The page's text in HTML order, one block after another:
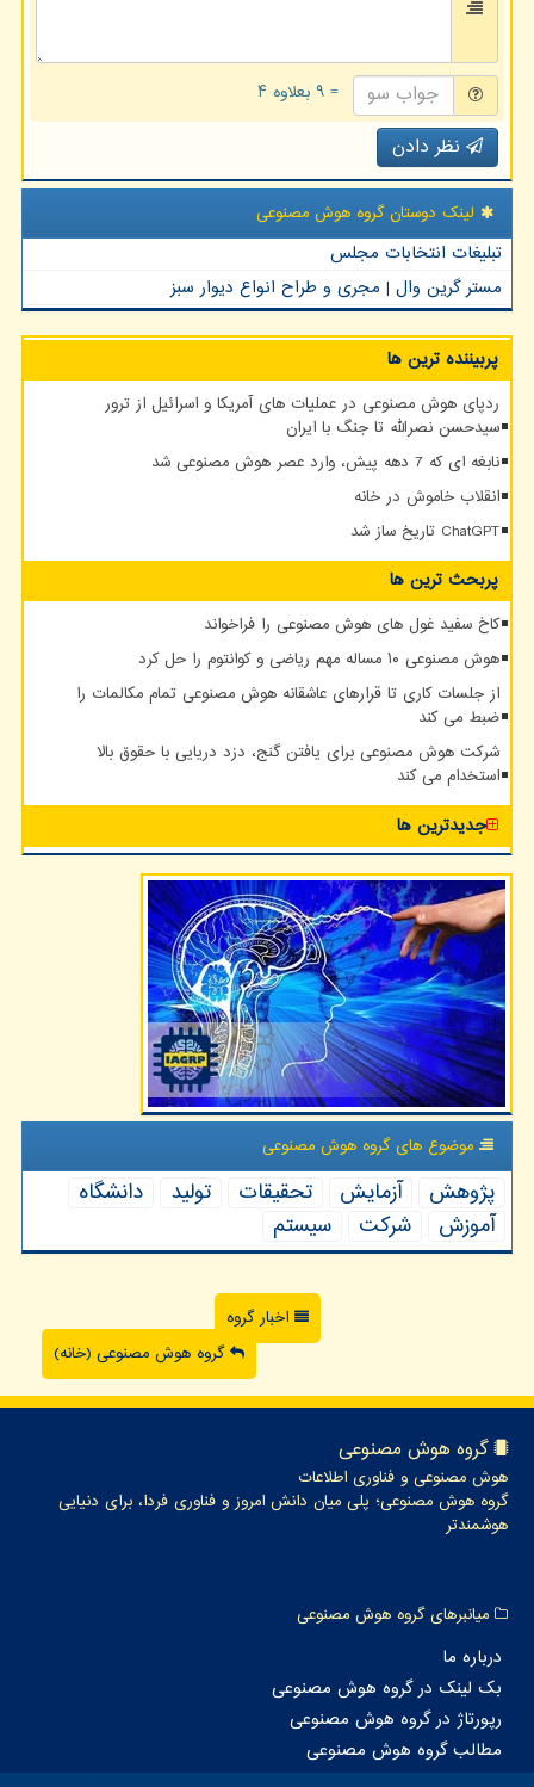
= ۹ بعلاوه ۴
نظر دادن
لینک دوستان گروه هوش مصنوعی
تبلیغات انتخابات مجلس
مستر گرین وال | مجری و طراح انواع دیوار سبز
پربیننده ترین ها
ردپای هوش مصنوعی در عملیات های آمریکا و اسرائیل از ترور
سیدحسن نصرالله تا جنگ با ایران
نابغه ای که 7 دهه پیش، وارد عصر هوش مصنوعی شد
انقلاب خاموش در خانه
ChatGPT تاریخ ساز شد
پربحث ترین ها
کاخ سفید غول های هوش مصنوعی را فراخواند
هوش مصنوعی ۱۰ مساله مهم ریاضی و کوانتوم را حل کرد
از جلسات کاری تا قرارهای عاشقانه هوش مصنوعی تمام مکالمات را
ضبط می کند
شرکت هوش مصنوعی برای یافتن گنج، دزد دریایی با حقوق بالا
استخدام می کند
جدیدترین ها
موضوع های گروه هوش مصنوعی
پژوهش آزمایش تحقیقات تولید
دانشگاه
آموزش
شركت سیستم
اخبار گروه
گروه هوش مصنوعی (خانه)
گروه هوش مصنوعی
هوش مصنوعی و فناوری اطلاعات
گروه هوش مصنوعی؛ پلی میان دانش امروز و فناوری فردا، برای دنیایی
هوشمندتر
میانبرهای گروه هوش مصنوعی
درباره ما
بک لینک در گروه هوش مصنوعی
رپورتاژ در گروه هوش مصنوعی
مطالب گروه هوش مصنوعی